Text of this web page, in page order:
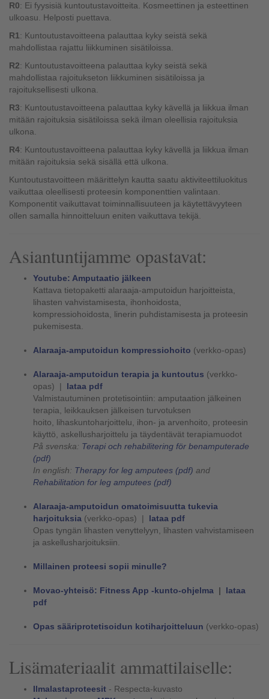
R0: Ei fyysisiä kuntoutustavoitteita. Kosmeettinen ja esteettinen
ulkoasu. Helposti puettava.
R1: Kuntoutustavoitteena palauttaa kyky seistä sekä
mahdollistaa rajattu liikkuminen sisätiloissa.
R2: Kuntoutustavoitteena palauttaa kyky seistä sekä
mahdollistaa rajoitukseton liikkuminen sisätiloissa ja
rajoituksellisesti ulkona.
R3: Kuntoutustavoitteena palauttaa kyky kävellä ja liikkua ilman
mitään rajoituksia sisätiloissa sekä ilman oleellisia rajoituksia
ulkona.
R4: Kuntoutustavoitteena palauttaa kyky kävellä ja liikkua ilman
mitään rajoituksia sekä sisällä että ulkona.
Kuntoutustavoitteen määrittelyn kautta saatu aktiviteettiluokitus
vaikuttaa oleellisesti proteesin komponenttien valintaan.
Komponentit vaikuttavat toiminnallisuuteen ja käytettävyyteen
ollen samalla hinnoitteluun eniten vaikuttava tekijä.
Asiantuntijamme opastavat:
Youtube: Amputaatio jälkeen
Kattava tietopaketti alaraaja-amputoidun harjoitteista,
lihasten vahvistamisesta, ihonhoidosta,
kompressiohoidosta, linerin puhdistamisesta ja proteesin
pukemisesta.
Alaraaja-amputoidun kompressiohoito (verkko-opas)
Alaraaja-amputoidun terapia ja kuntoutus (verkko-
opas) | lataa pdf
Valmistautuminen protetisointiin: amputaation jälkeinen
terapia, leikkauksen jälkeisen turvotuksen
hoito, lihaskuntoharjoittelu, ihon- ja arvenhoito, proteesin
käyttö, askellusharjoittelu ja täydentävät terapiamuodot
På svenska: Terapi och rehabilitering för benamputerade
(pdf)
In english: Therapy for leg amputees (pdf) and
Rehabilitation for leg amputees (pdf)
Alaraaja-amputoidun omatoimisuutta tukevia
harjoituksia (verkko-opas) | lataa pdf
Opas tyngän lihasten venyttelyyn, lihasten vahvistamiseen
ja askellusharjoituksiin.
Millainen proteesi sopii minulle?
Movao-yhteisö: Fitness App -kunto-ohjelma | lataa
pdf
Opas sääriprotetisoidun kotiharjoitteluun (verkko-opas)
Lisämateriaalit ammattilaiselle:
Ilmalastaproteesit - Respecta-kuvasto